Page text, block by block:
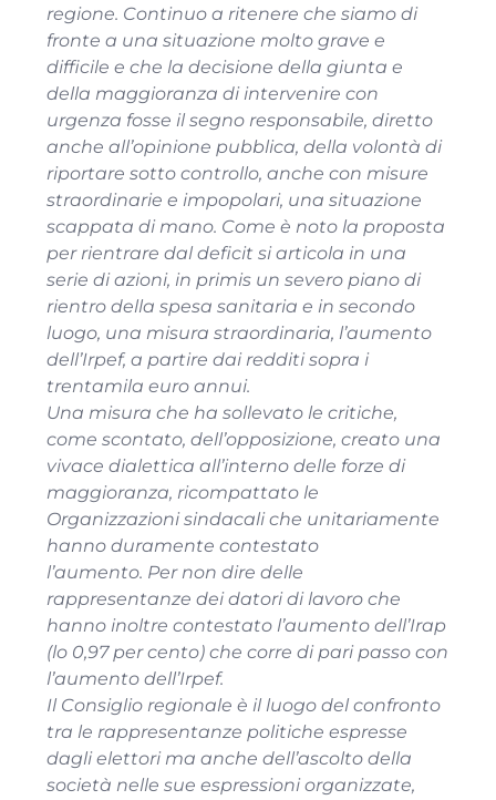
regione. Continuo a ritenere che siamo di
fronte a una situazione molto grave e
difficile e che la decisione della giunta e
della maggioranza di intervenire con
urgenza fosse il segno responsabile, diretto
anche all’opinione pubblica, della volontà di
riportare sotto controllo, anche con misure
straordinarie e impopolari, una situazione
scappata di mano. Come è noto la proposta
per rientrare dal deficit si articola in una
serie di azioni, in primis un severo piano di
rientro della spesa sanitaria e in secondo
luogo, una misura straordinaria, l’aumento
dell’Irpef, a partire dai redditi sopra i
trentamila euro annui.
Una misura che ha sollevato le critiche,
come scontato, dell’opposizione, creato una
vivace dialettica all’interno delle forze di
maggioranza, ricompattato le
Organizzazioni sindacali che unitariamente
hanno duramente contestato
l’aumento. Per non dire delle
rappresentanze dei datori di lavoro che
hanno inoltre contestato l’aumento dell’Irap
(lo 0,97 per cento) che corre di pari passo con
l’aumento dell’Irpef.
Il Consiglio regionale è il luogo del confronto
tra le rappresentanze politiche espresse
dagli elettori ma anche dell’ascolto della
società nelle sue espressioni organizzate,